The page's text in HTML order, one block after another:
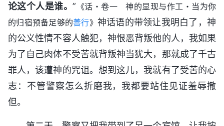
论这个人是谁。” 《话・卷一 神的显现与作工・当为你
的归宿预备足够的善行》 神话语的带领让我明白了，神
的公义性情不容人触犯，神恨恶背叛他的人，我如果
为了自己肉体不受苦就背叛神当犹大，那就成了千古
罪人，该遭神的咒诅。想到这儿，我就有了受苦的心
志：不管警察怎么折磨我，我都要站住见证羞辱撒
但。